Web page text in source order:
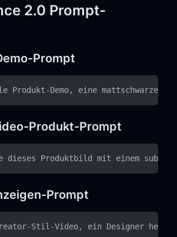
2.0 Prompt-
Prompt
Produkt-Prompt
Prompt